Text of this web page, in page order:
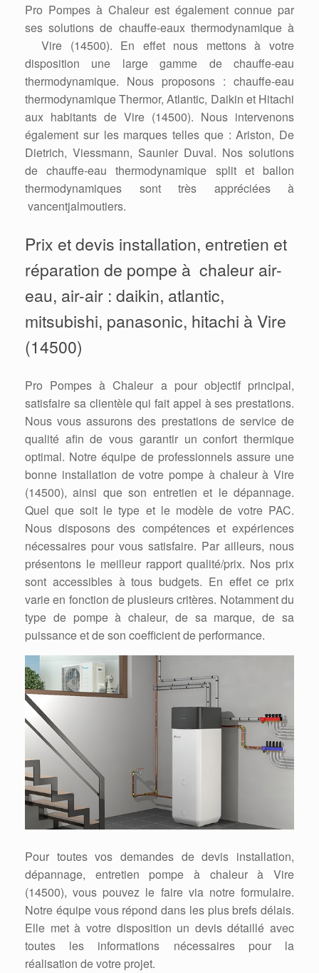
Pro Pompes à Chaleur est également connue par
ses solutions de chauffe-eaux thermodynamique à
Vire (14500). En effet nous mettons à votre
disposition une large gamme de chauffe-eau
thermodynamique. Nous proposons : chauffe-eau
thermodynamique Thermor, Atlantic, Daikin et Hitachi
aux habitants de Vire (14500). Nous intervenons
également sur les marques telles que : Ariston, De
Dietrich, Viessmann, Saunier Duval. Nos solutions
de chauffe-eau thermodynamique split et ballon
thermodynamiques sont très appréciées à
vancentjalmoutiers.
Prix et devis installation, entretien et
réparation de pompe à chaleur air-
eau, air-air : daikin, atlantic,
mitsubishi, panasonic, hitachi à Vire
(14500)
Pro Pompes à Chaleur a pour objectif principal,
satisfaire sa clientèle qui fait appel à ses prestations.
Nous vous assurons des prestations de service de
qualité afin de vous garantir un confort thermique
optimal. Notre équipe de professionnels assure une
bonne installation de votre pompe à chaleur à Vire
(14500), ainsi que son entretien et le dépannage.
Quel que soit le type et le modèle de votre PAC.
Nous disposons des compétences et expériences
nécessaires pour vous satisfaire. Par ailleurs, nous
présentons le meilleur rapport qualité/prix. Nos prix
sont accessibles à tous budgets. En effet ce prix
varie en fonction de plusieurs critères. Notamment du
type de pompe à chaleur, de sa marque, de sa
puissance et de son coefficient de performance.
Pour toutes vos demandes de devis installation,
dépannage, entretien pompe à chaleur à Vire
(14500), vous pouvez le faire via notre formulaire.
Notre équipe vous répond dans les plus brefs délais.
Elle met à votre disposition un devis détaillé avec
toutes les informations nécessaires pour la
réalisation de votre projet.